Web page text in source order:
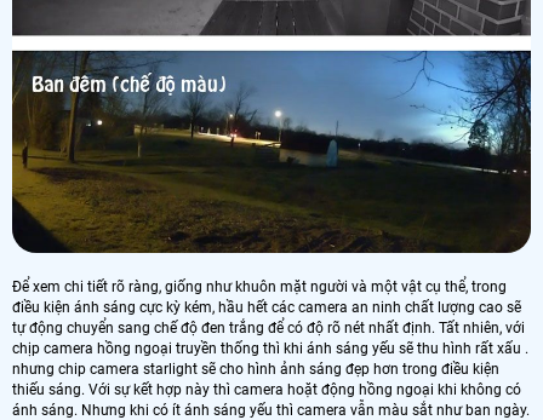
Để xem chi tiết rõ ràng, giống như khuôn mặt người và một vật cụ thể, trong
điều kiện ánh sáng cực kỳ kém, hầu hết các camera an ninh chất lượng cao sẽ
tự động chuyển sang chế độ đen trắng để có độ rõ nét nhất định. Tất nhiên, với
chịp camera hồng ngoại truyền thống thì khi ánh sáng yếu sẽ thu hình rất xấu .
nhưng chip camera starlight sẽ cho hình ảnh sáng đẹp hơn trong điều kiện
thiếu sáng. Với sự kết hợp này thì camera hoặt động hồng ngoại khi không có
ánh sáng. Nhưng khi có ít ánh sáng yếu thì camera vẫn màu sắt như ban ngày.